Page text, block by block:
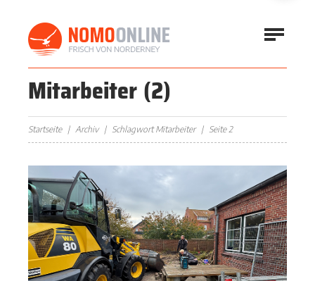
Mitarbeiter (2)
Startseite Archiv Schlagwort Mitarbeiter Seite 2